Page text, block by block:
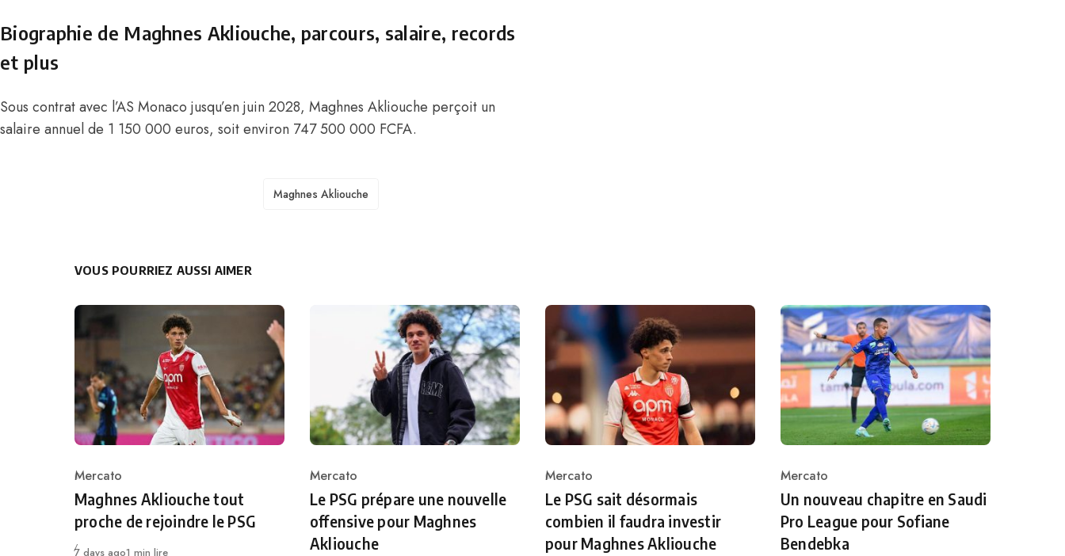
Biographie de Maghnes Akliouche, parcours, salaire, records
et plus
Sous contrat avec l’AS Monaco jusqu’en juin 2028, Maghnes Akliouche perçoit un
salaire annuel de 1 150 000 euros, soit environ 747 500 000 FCFA.
TAGS
Maghnes Akliouche
VOUS POURRIEZ AUSSI AIMER
Category
Mercato
Maghnes Akliouche tout
proche de rejoindre le PSG
Publié
7 days ago1 min lire
Category
Mercato
Le PSG prépare une nouvelle
offensive pour Maghnes
Akliouche
Category
Mercato
Le PSG sait désormais
combien il faudra investir
pour Maghnes Akliouche
Category
Mercato
Un nouveau chapitre en Saudi
Pro League pour Sofiane
Bendebka